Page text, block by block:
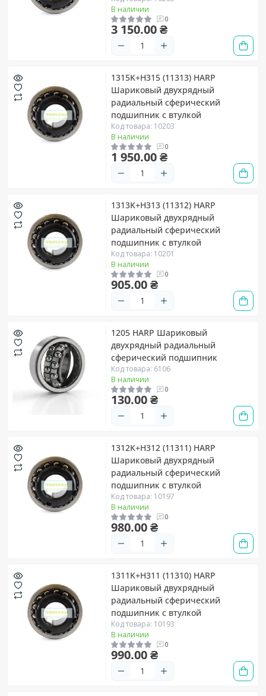
В наличии
0
3 150.00 ₴
1315K+H315 (11313) HARP
Шариковый двухрядный
радиальный сферический
подшипник с втулкой
Код товара: 10203
В наличии
0
1 950.00 ₴
1313K+H313 (11312) HARP
Шариковый двухрядный
радиальный сферический
подшипник с втулкой
Код товара: 10201
В наличии
0
905.00 ₴
1205 HARP Шариковый
двухрядный радиальный
сферический подшипник
Код товара: 6106
В наличии
0
130.00 ₴
1312K+H312 (11311) HARP
Шариковый двухрядный
радиальный сферический
подшипник с втулкой
Код товара: 10197
В наличии
0
980.00 ₴
1311K+H311 (11310) HARP
Шариковый двухрядный
радиальный сферический
подшипник с втулкой
Код товара: 10193
В наличии
0
990.00 ₴